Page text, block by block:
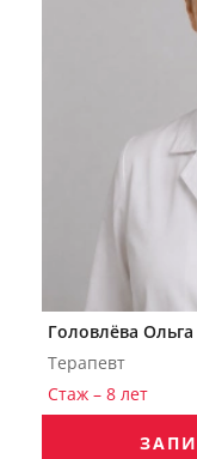
Головлёва
Терапевт
Стаж – 8 лет